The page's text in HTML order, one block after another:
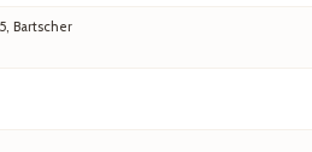
Bartscher